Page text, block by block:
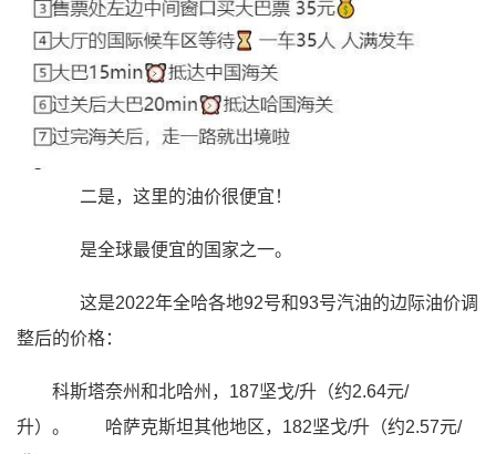
二是，这里的油价很便宜！
是全球最便宜的国家之一。
这是2022年全哈各地92号和93号汽油的边际油价调
整后的价格：
科斯塔奈州和北哈州，187坚戈/升（约2.64元/
升）。
哈萨克斯坦其他地区，182坚戈/升（约2.57元/